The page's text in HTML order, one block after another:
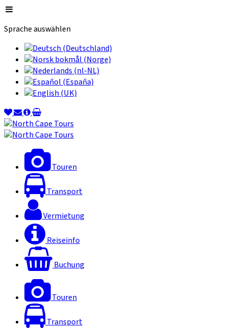
Sprache auswählen
Touren
Transport
Vermietung
Reiseinfo
Buchung
Touren
Transport